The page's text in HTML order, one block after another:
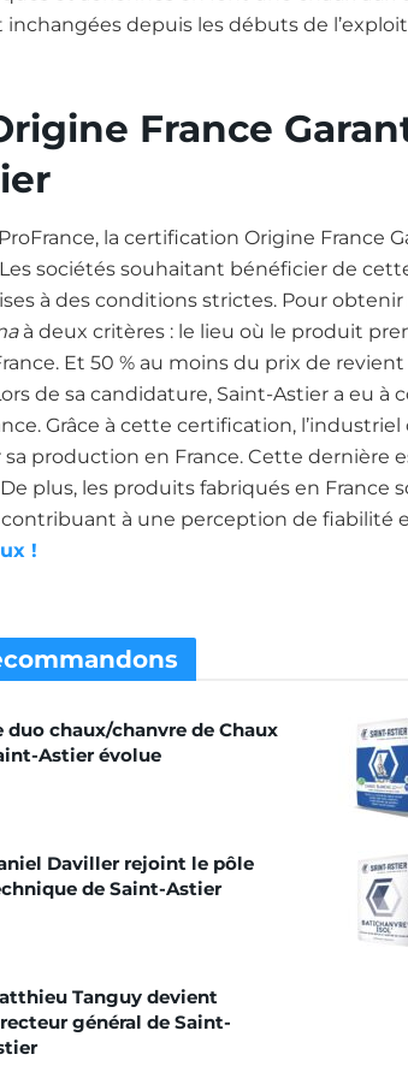
depuis les débuts de
France
la certification Origine France
sociétés souhaitant bénéficier de
à des conditions strictes. Pour
à deux critères : le lieu où le produit
Et 50 % au moins du prix de
de sa candidature, Saint-Astier a eu
Grâce à cette certification,
sa production en France. Cette dernière
plus, les produits fabriqués en France
à une perception de fiabilité
!
duo chaux/chanvre de Chaux
Astier évolue
Daviller rejoint le pôle
de Saint-Astier
Tanguy devient
général de Saint-